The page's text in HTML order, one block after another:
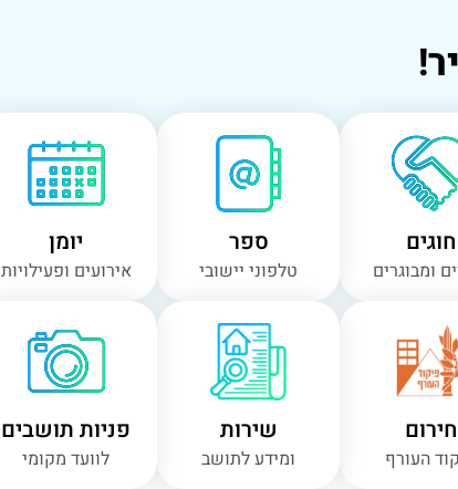
חוגים
ומבוגרים
ספר
טלפוני יישובי
יומן
אירועים ופעילויות
חירום
העורף
שירות
ומידע לתושב
פניות תושבים
לוועד מקומי